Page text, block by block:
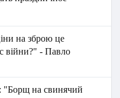
на зброю це
війни?" - Павло
"Борщ на свинячий